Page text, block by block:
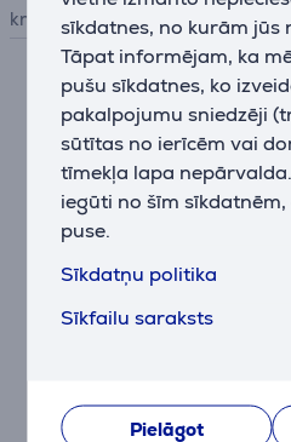
sīkdatnes, no kurām jūs
Tāpat informējam, ka
pušu sīkdatnes, ko
pakalpojumu sniedzēji
sūtītas no ierīcēm vai
tīmekļa lapa
iegūti no šīm
puse.
Sīkdatņu politika
Sīkfailu saraksts
Pielāgot
krāsa
733Mbps divjoslu
Ar 433Mbps bezvadu
2,4GHz joslā, Archer C20
elastību un nodrošina
veiktspēju. Vienkāršus
veikt 2,4 GHz joslā, savukārt
Stabils daudzvirzienu